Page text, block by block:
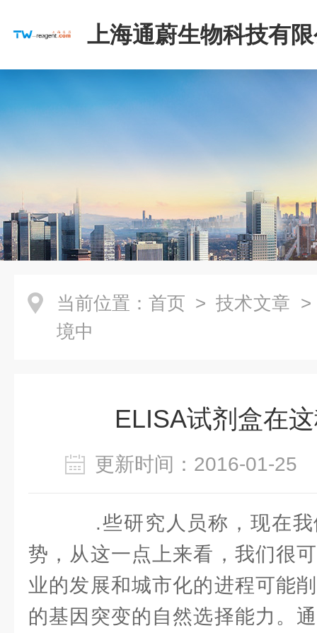
上海通蔚生物科技有
当前位置： 首页 > 技术文章 >
境中
ELISA试剂盒在
更新时间：2016-01-
.些研究人员称，现在
势，从这一点上来看，我们很
业的发展和城市化的进程可能
的基因突变的自然选择能力。